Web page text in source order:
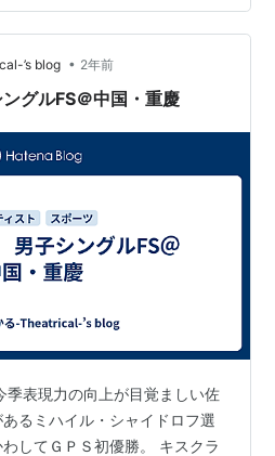
’s blog • 2年前
グルFS＠中国・重慶
季表現力の向上が目覚ましい佐
るミハイル・シャイドロフ選
してＧＰＳ初優勝。 キスクラ